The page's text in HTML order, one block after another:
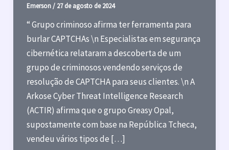
Emerson/ 27 de agosto de 2024
“ Grupo criminoso afirma ter ferramenta para
burlar CAPTCHAs \n Especialistas em segurança
cibernética relataram a descoberta de um
grupo de criminosos vendendo serviços de
resolução de CAPTCHA para seus clientes. \n A
Arkose Cyber Threat Intelligence Research
(ACTIR) afirma que o grupo Greasy Opal,
supostamente com base na República Tcheca,
vendeu vários tipos de […]